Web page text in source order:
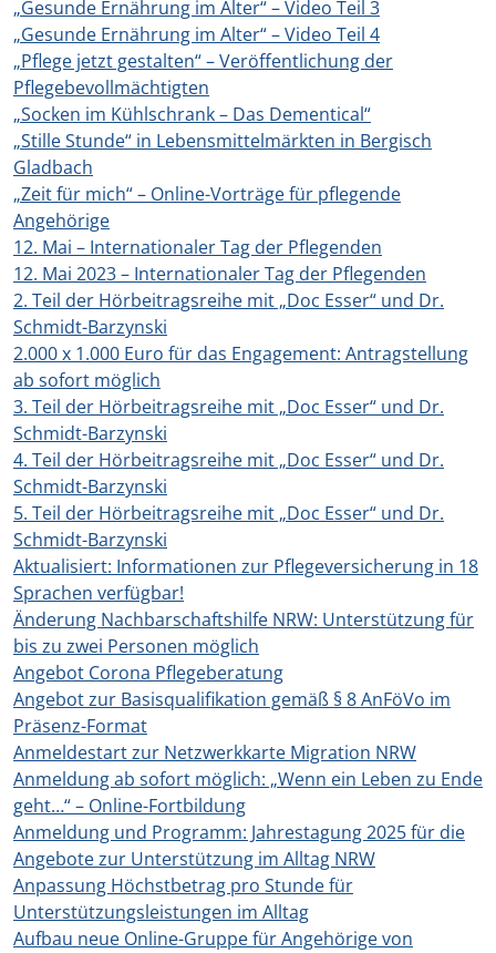
„Gesunde Ernährung im Alter“ – Video Teil 3
„Gesunde Ernährung im Alter“ – Video Teil 4
„Pflege jetzt gestalten“ – Veröffentlichung der
Pflegebevollmächtigten
„Socken im Kühlschrank – Das Dementical“
„Stille Stunde“ in Lebensmittelmärkten in Bergisch
Gladbach
„Zeit für mich“ – Online-Vorträge für pflegende
Angehörige
12. Mai – Internationaler Tag der Pflegenden
12. Mai 2023 – Internationaler Tag der Pflegenden
2. Teil der Hörbeitragsreihe mit „Doc Esser“ und Dr.
Schmidt-Barzynski
2.000 x 1.000 Euro für das Engagement: Antragstellung
ab sofort möglich
3. Teil der Hörbeitragsreihe mit „Doc Esser“ und Dr.
Schmidt-Barzynski
4. Teil der Hörbeitragsreihe mit „Doc Esser“ und Dr.
Schmidt-Barzynski
5. Teil der Hörbeitragsreihe mit „Doc Esser“ und Dr.
Schmidt-Barzynski
Aktualisiert: Informationen zur Pflegeversicherung in 18
Sprachen verfügbar!
Änderung Nachbarschaftshilfe NRW: Unterstützung für
bis zu zwei Personen möglich
Angebot Corona Pflegeberatung
Angebot zur Basisqualifikation gemäß § 8 AnFöVo im
Präsenz-Format
Anmeldestart zur Netzwerkkarte Migration NRW
Anmeldung ab sofort möglich: „Wenn ein Leben zu Ende
geht…“ – Online-Fortbildung
Anmeldung und Programm: Jahrestagung 2025 für die
Angebote zur Unterstützung im Alltag NRW
Anpassung Höchstbetrag pro Stunde für
Unterstützungsleistungen im Alltag
Aufbau neue Online-Gruppe für Angehörige von